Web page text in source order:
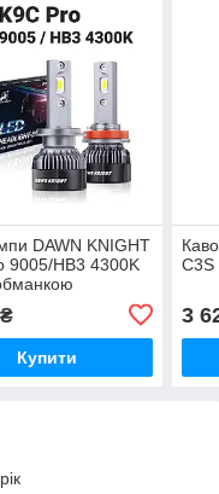
DAWN KNIGHT
9005/HB3 4300K
комплект 2 шт
Купити
C3S
3